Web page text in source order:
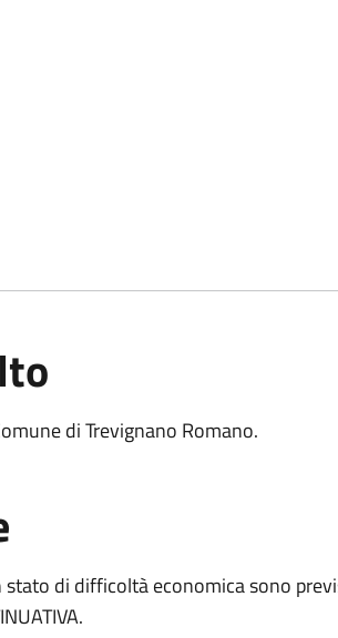
di Trevignano Romano.
di difficoltà economica sono